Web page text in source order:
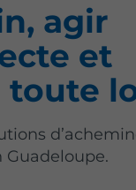
agir
et
toute
Guadeloupe.